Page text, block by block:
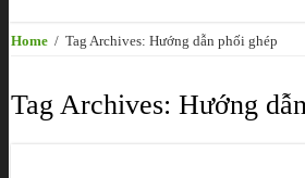
Home / Tag Archives: Hướng dẫn phối ghép
Tag Archives:Hướng